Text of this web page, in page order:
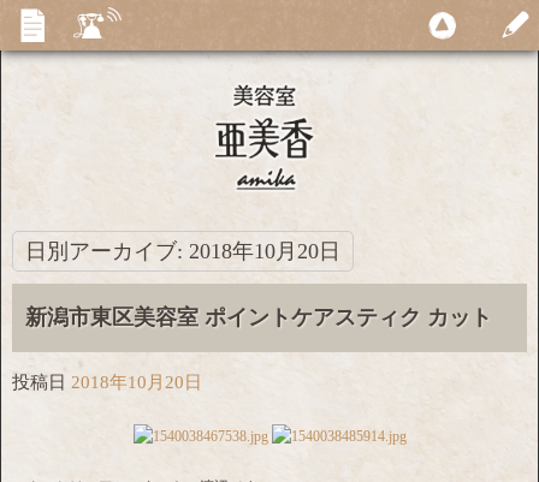
日別アーカイブ: 2018年10月20日
新潟市東区美容室 ポイントケアスティク カット
投稿日 2018年10月20日